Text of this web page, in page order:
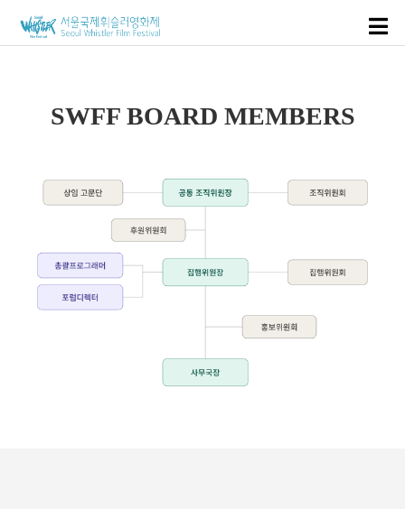
SWFF BOARD MEMBERS